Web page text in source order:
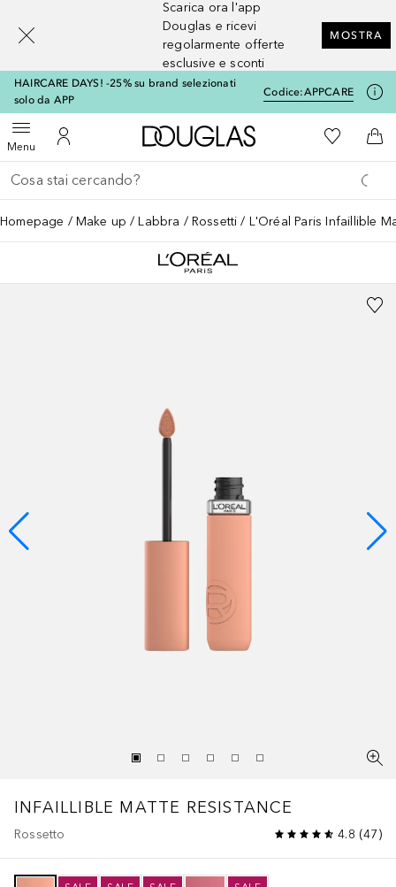
Scarica ora l'app
Douglas e ricevi
regolarmente offerte
esclusive e sconti
MOSTRA
HAIRCARE DAYS! -25% su brand selezionati
solo da APP
Codice:APPCARE
MenuApri menuAl Mio Account
A Douglas HomeAlla Mia
Al
Torna indietro
Esegui ricerca
Homepage Make up Labbra Rossetti L'Oréal Paris Infaillible
INFAILLIBLE MATTE RESISTANCE
Rossetto 4.8 (47)
[navigation.slideout.screenreader]